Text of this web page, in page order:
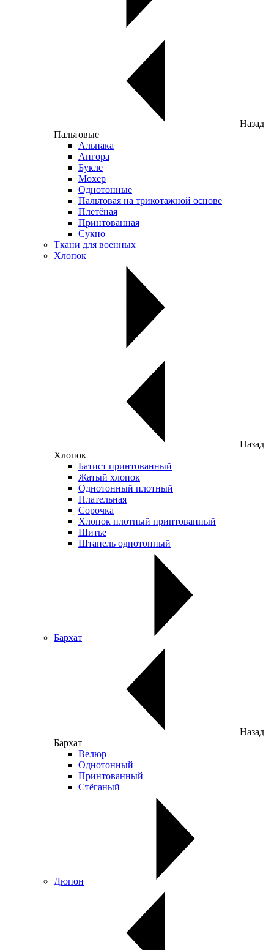
Назад
Пальтовые
Альпака
Ангора
Букле
Мохер
Однотонные
Пальтовая на трикотажной основе
Плетёная
Принтованная
Сукно
Ткани для военных
Хлопок
Назад
Хлопок
Батист принтованный
Жатый хлопок
Однотонный плотный
Плательная
Сорочка
Хлопок плотный принтованный
Шитье
Штапель однотонный
Бархат
Назад
Бархат
Велюр
Однотонный
Принтованный
Стёганый
Дюпон